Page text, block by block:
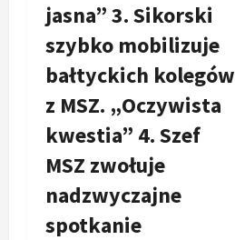
jasna” 3. Sikorski
szybko mobilizuje
bałtyckich kolegów
z MSZ. „Oczywista
kwestia” 4. Szef
MSZ zwołuje
nadzwyczajne
spotkanie